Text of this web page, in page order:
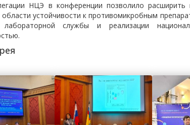
НЦЭ в конференции позволило
области устойчивости к противомикробным
лабораторной службы и реализации